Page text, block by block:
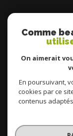
Comme
On aimerait
En poursuivant,
cookies par ce
contenus